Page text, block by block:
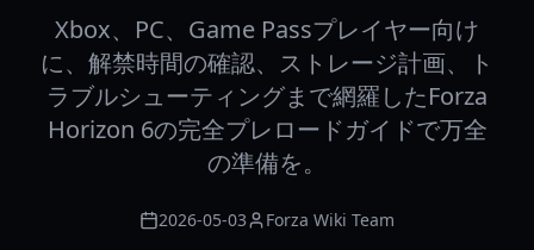
Xbox、PC、Game Passプレイヤー向け
に、解禁時間の確認、ストレージ計画、ト
ラブルシューティングまで網羅したForza
Horizon 6の完全プレロードガイドで万全
の準備を。
2026-05-03 Forza Wiki Team